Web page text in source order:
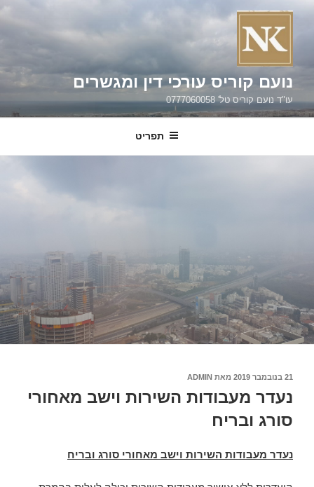
דילוג
נועם קוריס עורכי דין ומגשרים
עו"ד נועם קוריס טל' 0777060058
תפריט
פורסם
21 בנובמבר 2019 מאת ADMIN
נעדר מעבודות השירות וישב מאחורי
סורג ובריח
נעדר מעבודות השירות וישב מאחורי סורג ובריח